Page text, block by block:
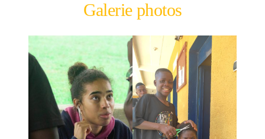
Galerie photos